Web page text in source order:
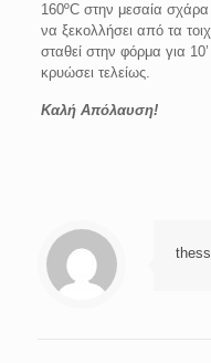
160ºC στην μεσαία
να ξεκολλήσει από τα
σταθεί στην φόρμα για
κρυώσει τελείως.
Καλή Απόλαυση!